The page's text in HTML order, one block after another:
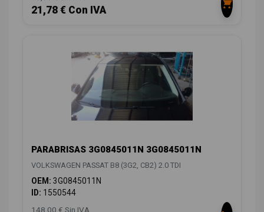
21,78 € Con IVA
PARABRISAS 3G0845011N 3G0845011N
VOLKSWAGEN PASSAT B8 (3G2, CB2) 2.0 TDI
OEM: 3G0845011N
ID: 1550544
148,00 € Sin IVA